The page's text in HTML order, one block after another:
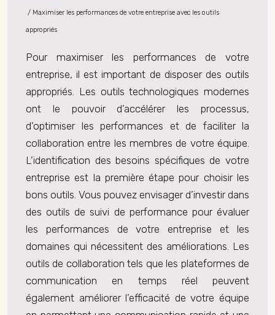
/ Maximiser les performances de votre entreprise avec les outils
appropriés
Pour maximiser les performances de votre
entreprise, il est important de disposer des outils
appropriés. Les outils technologiques modernes
ont le pouvoir d’accélérer les processus,
d’optimiser les performances et de faciliter la
collaboration entre les membres de votre équipe.
L’identification des besoins spécifiques de votre
entreprise est la première étape pour choisir les
bons outils. Vous pouvez envisager d’investir dans
des outils de suivi de performance pour évaluer
les performances de votre entreprise et les
domaines qui nécessitent des améliorations. Les
outils de collaboration tels que les plateformes de
communication en temps réel peuvent
également améliorer l’efficacité de votre équipe